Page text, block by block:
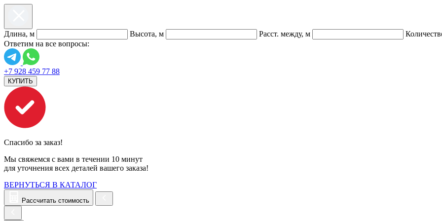
Длина, м Высота, м Расст. между, м
Ответим на все вопросы:
+7 928 459 77 88
КУПИТЬ
Спасибо за заказ!
Мы свяжемся с вами в течении 10 минут
для уточнения всех деталей вашего заказа!
ВЕРНУТЬСЯ В КАТАЛОГ
Рассчитать стоимость